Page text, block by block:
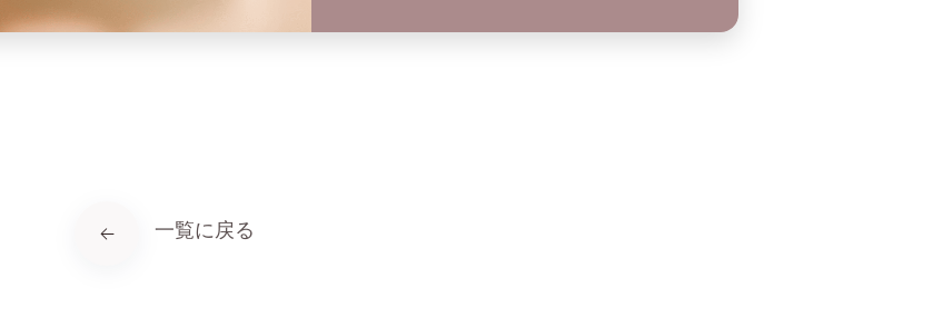
一覧に戻る